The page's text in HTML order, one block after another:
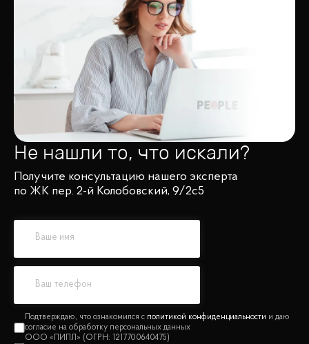
Не нашли то, что искали?
Получите консультацию нашего эксперта
по ЖК пер. 2-й Колобовский, 9/2с5
политикой конфиденциальности